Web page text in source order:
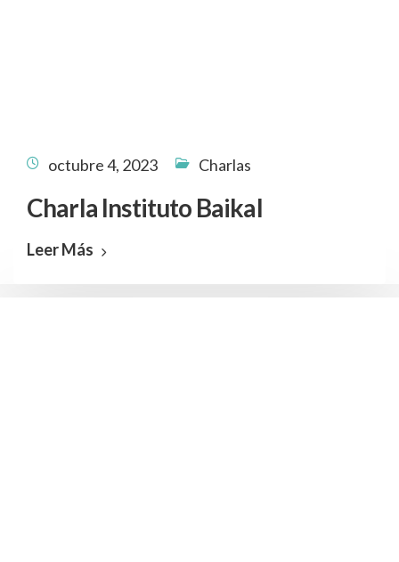
octubre 4, 2023 Charlas
Charla Instituto Baikal
Leer Más